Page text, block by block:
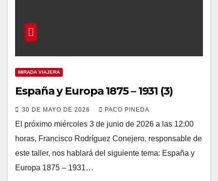
MIRADA VIAJERA
España y Europa 1875 – 1931 (3)
30 DE MAYO DE 2026 PACO PINEDA
El próximo miércoles 3 de junio de 2026 a las 12:00
horas, Francisco Rodríguez Conejero, responsable de
este taller, nos hablará del siguiente tema: España y
Europa 1875 – 1931…